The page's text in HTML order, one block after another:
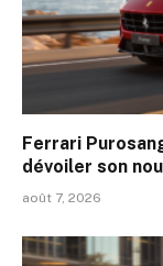
Ferrari
dévoiler son
août 7, 2026